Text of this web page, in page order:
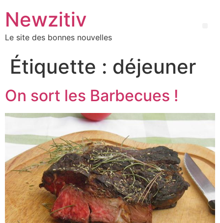
Newzitiv
Le site des bonnes nouvelles
Étiquette : déjeuner
On sort les Barbecues !